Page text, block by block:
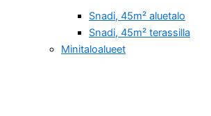
Snadi, 45m² aluetalo
Snadi, 45m² terassilla
Minitaloalueet